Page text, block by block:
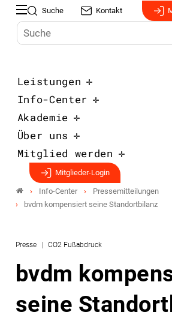
Suche Kontakt
Leistungen
Info-Center
Akademie
Über uns
Mitglied werden
Mitglieder-Login
Info-Center
Pressemitteilungen
bvdm kompensiert seine Standortbilanz
Presse CO2 Fußabdruck
bvdm
seine